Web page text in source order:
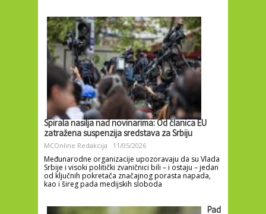
Spirala nasilja nad novinarima: Od članica EU
zatražena suspenzija sredstava za Srbiju
MCOnline Redakcija 11/05/2026
Međunarodne organizacije upozoravaju da su Vlada
Srbije i visoki politički zvaničnici bili – i ostaju – jedan
od ključnih pokretača značajnog porasta napada,
kao i šireg pada medijskih sloboda
Pad